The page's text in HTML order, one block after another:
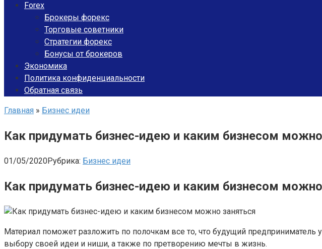
Forex
Брокеры форекс
Торговые советники
Стратегии форекс
Бонусы от брокеров
Экономика
Политика конфиденциальности
Обратная связь
Главная » Бизнес идеи
Как придумать бизнес-идею и каким бизнесом
01/05/2020Рубрика: Бизнес идеи
Как придумать бизнес-идею и каким бизнесом
Материал поможет разложить по полочкам все то, что будущий предприниматель
выбору своей идеи и ниши, а также по претворению мечты в жизнь.